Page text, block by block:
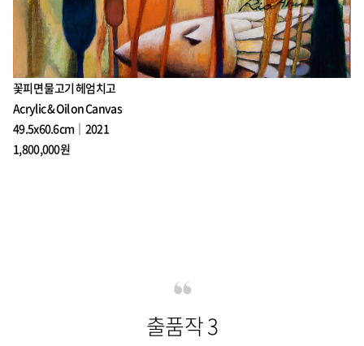
꽃피면 물고기 헤엄치고
Acrylic & Oil on Canvas
49.5x60.6cm｜2021
1,800,000원
출품작 3